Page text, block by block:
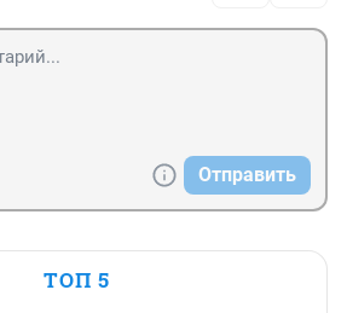
Отправить
ТОП 5